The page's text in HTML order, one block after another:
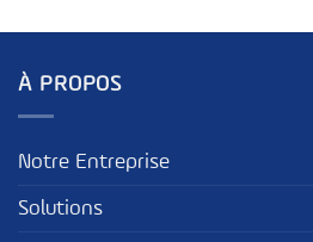
À PROPOS
Notre Entreprise
Solutions